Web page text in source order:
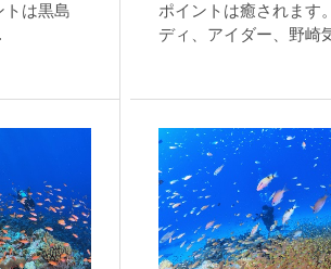
トは黒島
ポイントは癒されます
ディ、アイダー、野
閉じる